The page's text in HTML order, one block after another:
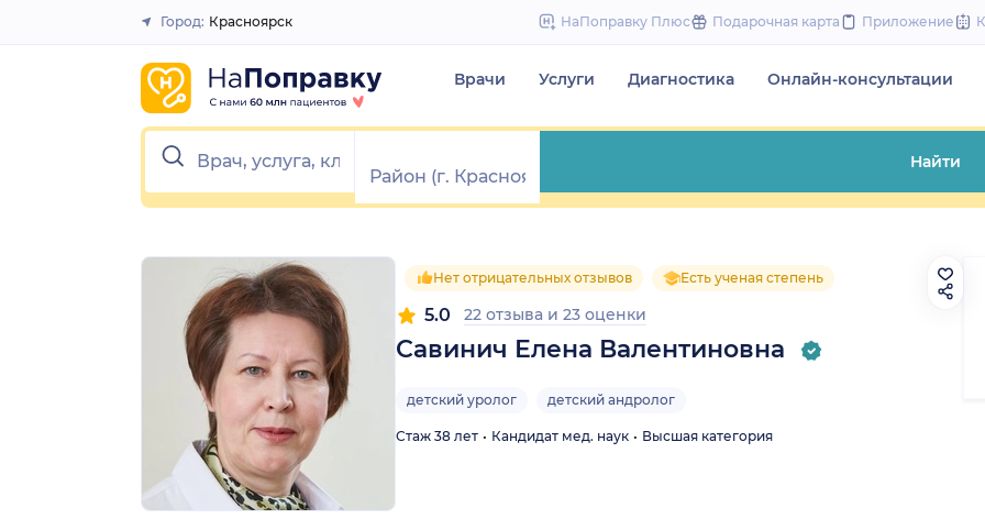
to
Закрыть
Город: Красноярск НаПоправку Плюс Подарочная карта Приложение
Врачи Услуги Диагностика Онлайн-консультации
Найти
Нет отрицательных отзывов Есть ученая степень
Савинич Елена Валентиновна
5.0 22 отзыва и 23 оценки
детский уролог детский андролог
Стаж 38 лет Кандидат мед. наук Высшая категория